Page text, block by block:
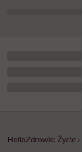
HelloZdrowie: Życie ›